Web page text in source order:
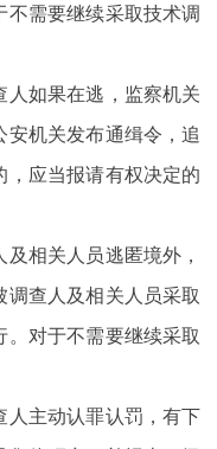
不需要继续采取技术调
如果在逃，监察机关
机关发布通缉令，追
，应当报请有权决定的
相关人员逃匿境外，
查人及相关人员采取
。对于不需要继续采取
主动认罪认罚，有下